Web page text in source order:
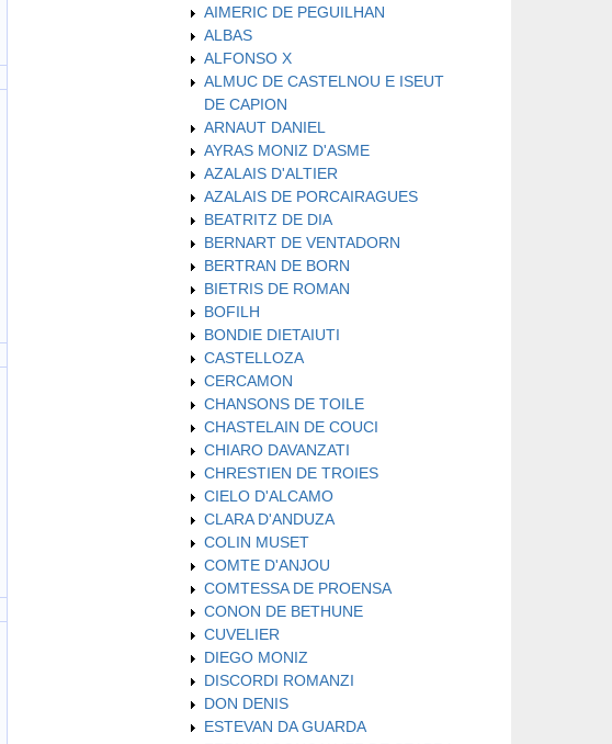
AIMERIC DE PEGUILHAN
ALBAS
ALFONSO X
ALMUC DE CASTELNOU E ISEUT
DE CAPION
ARNAUT DANIEL
AYRAS MONIZ D'ASME
AZALAIS D'ALTIER
AZALAIS DE PORCAIRAGUES
BEATRITZ DE DIA
BERNART DE VENTADORN
BERTRAN DE BORN
BIETRIS DE ROMAN
BOFILH
BONDIE DIETAIUTI
CASTELLOZA
CERCAMON
CHANSONS DE TOILE
CHASTELAIN DE COUCI
CHIARO DAVANZATI
CHRESTIEN DE TROIES
CIELO D'ALCAMO
CLARA D'ANDUZA
COLIN MUSET
COMTE D'ANJOU
COMTESSA DE PROENSA
CONON DE BETHUNE
CUVELIER
DIEGO MONIZ
DISCORDI ROMANZI
DON DENIS
ESTEVAN DA GUARDA